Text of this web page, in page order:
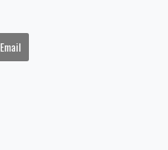
Email